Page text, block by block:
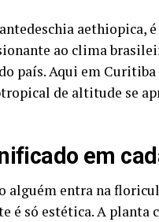
aethiopica,
ao clima
país. Aqui em Curitiba
de altitude se
em
alguém entra na
é só estética. A planta